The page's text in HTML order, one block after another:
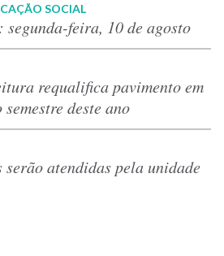
SOCIAL
segunda-feira, 10 de agosto
requalifica pavimento em
deste ano
serão atendidas pela unidade